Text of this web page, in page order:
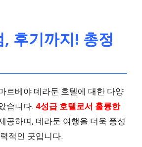
후기까지! 총정
르베야 데라둔 호텔에 대한 다양
습니다. 4성급 호텔로서 훌륭한
공하며, 데라둔 여행을 더욱 풍성
적인 곳입니다.